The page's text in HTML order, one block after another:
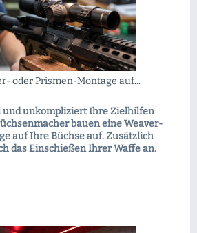
oder Prismen-Montage auf...
und unkompliziert Ihre Zielhilfen
bauen eine Weaver-
auf Ihre Büchse auf. Zusätzlich
das Einschießen Ihrer Waffe an.